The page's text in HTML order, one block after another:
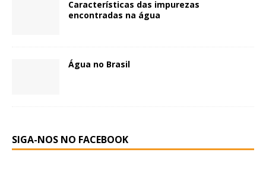
Características das impurezas
encontradas na água
Água no Brasil
SIGA-NOS NO FACEBOOK